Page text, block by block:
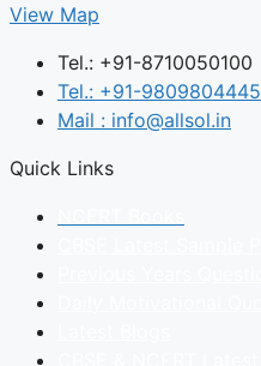
View Map
Tel.: +91-8710050100
Tel.: +91-9809804445
Mail : info@allsol.in
Quick Links